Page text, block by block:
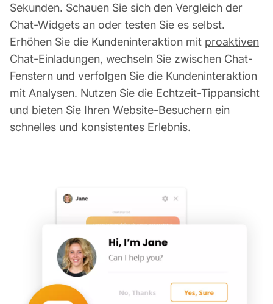
Sekunden. Schauen Sie sich den Vergleich der
Chat-Widgets an oder testen Sie es selbst.
Erhöhen Sie die Kundeninteraktion mit proaktiven
Chat-Einladungen, wechseln Sie zwischen Chat-
Fenstern und verfolgen Sie die Kundeninteraktion
mit Analysen. Nutzen Sie die Echtzeit-Tippansicht
und bieten Sie Ihren Website-Besuchern ein
schnelles und konsistentes Erlebnis.